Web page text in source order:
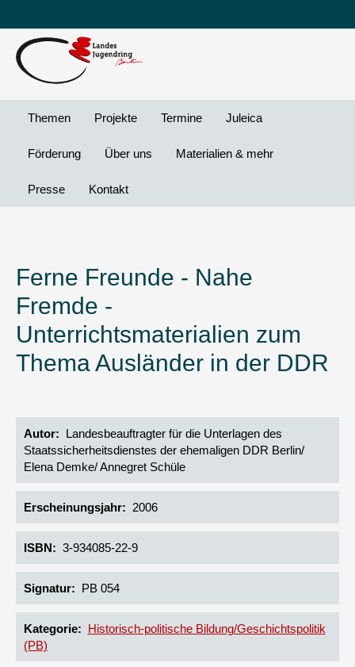
Inhalt
Preheader
Themen Projekte Termine Juleica
Förderung Über uns Materialien & mehr
Presse Kontakt
Ferne Freunde - Nahe
Fremde -
Unterrichtsmaterialien zum
Thema Ausländer in der DDR
Autor
Landesbeauftragter für die Unterlagen des
Staatssicherheitsdienstes der ehemaligen DDR Berlin/
Elena Demke/ Annegret Schüle
Erscheinungsjahr 2006
ISBN 3-934085-22-9
Signatur PB 054
Kategorie
Historisch-politische Bildung/Geschichtspolitik
(PB)